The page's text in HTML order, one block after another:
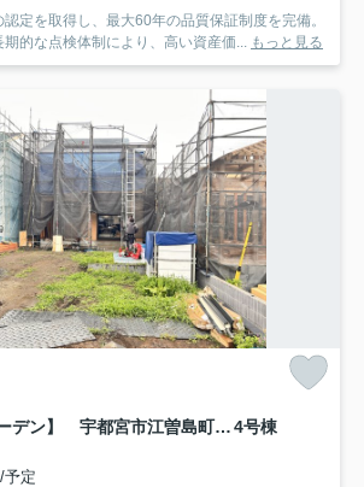
定を取得し、最大60年の品質保証制度を完備。
的な点検体制により、高い資産価...
もっと見る
【ブルーミングガーデン】 宇都宮市江曽島町 全6邸 4号棟
予定